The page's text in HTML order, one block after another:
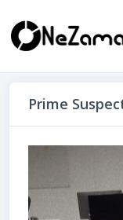
Prime